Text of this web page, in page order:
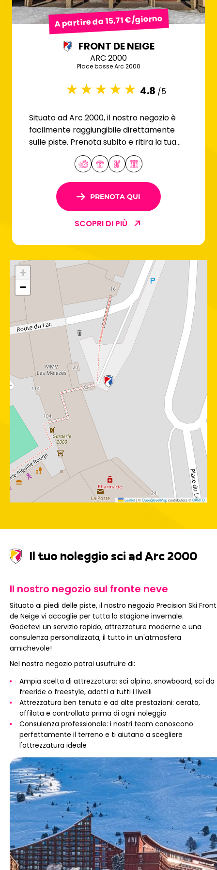
A partire da 15,71 €/giorno
FRONT DE NEIGE
ARC 2000
Place basse Arc 2000
4.8 /5
Situato ad Arc 2000, il nostro negozio è
facilmente raggiungibile direttamente
sulle piste. Prenota subito e ritira la tua
attrezzatura da sci in tutta comodità.
PRENOTA QUI
SCOPRI DI PIÙ
+
−
Leaflet|©OpenStreetMapcontributors ©CARTO
Il tuo noleggio sci ad Arc 2000
Il nostro negozio sul fronte neve
Situato ai piedi delle piste, il nostro negozio Precision Ski Front
de Neige vi accoglie per tutta la stagione invernale.
Godetevi un servizio rapido, attrezzature moderne e una
consulenza personalizzata, il tutto in un'atmosfera
amichevole!
Nel nostro negozio potrai usufruire di:
Ampia scelta di attrezzatura: sci alpino, snowboard, sci da
freeride o freestyle, adatti a tutti i livelli
Attrezzatura ben tenuta e ad alte prestazioni: cerata,
affilata e controllata prima di ogni noleggio
Consulenza professionale: i nostri team conoscono
perfettamente il terreno e ti aiutano a scegliere
l'attrezzatura ideale